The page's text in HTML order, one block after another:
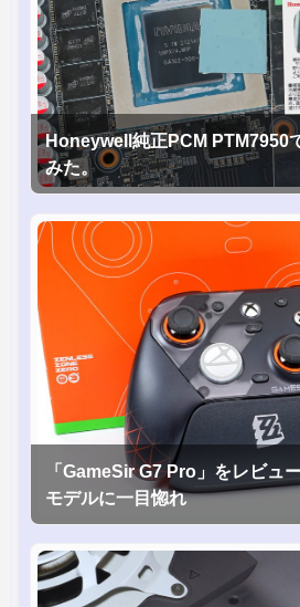
Honeywell純正PCM PTM7950
みた。
「GameSir G7 Pro」をレビュ
モデルに一目惚れ